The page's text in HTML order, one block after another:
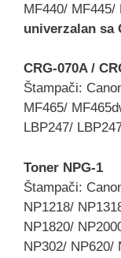
MF440/ MF445/
univerzalan sa
CRG-070A /
Štampači:
MF465/
LBP247/
Toner NPG-1
Štampači:
NP1218/
NP1820/
NP302/ NP620/